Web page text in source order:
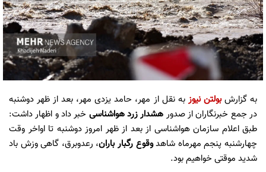
به گزارش بولتن نیوز به نقل از مهر، حامد یزدی مهر، بعد از ظهر دوشنبه
در جمع خبرنگاران از صدور هشدار زرد هواشناسی خبر داد و اظهار داشت:
طبق اعلام سازمان هواشناسی از بعد از ظهر امروز دوشنبه تا اواخر وقت
چهارشنبه پنجم مهرماه شاهدوقوع رگبار باران، رعدوبرق، گاهی وزش باد
شدید موقتی خواهیم بود.